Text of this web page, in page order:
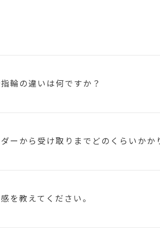
輪の違いは何ですか？
ーから受け取りまで どのくらいかか
を教えてください。